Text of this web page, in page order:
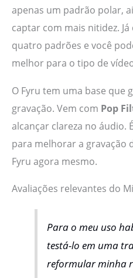
apenas um padrão polar,
captar com mais nitidez.
quatro padrões e você
melhor para o tipo de
O Fyru tem uma base que
gravação. Vem com Pop
alcançar clareza no áudio.
para melhorar a gravação
Fyru agora mesmo.
Avaliações relevantes do
Para o meu uso
testá-lo em uma
reformular minha